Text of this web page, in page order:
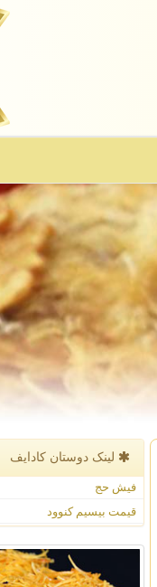
لینک دوستان كادایف
فیش حج
قیمت بیسیم کنوود